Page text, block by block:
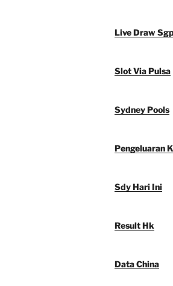
Live Draw
Slot Via Pulsa
Sydney Pools
Pengeluaran
Sdy Hari Ini
Result Hk
Data China